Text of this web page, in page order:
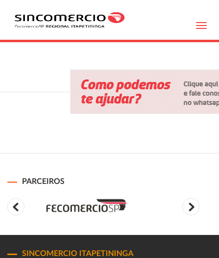
PARCEIROS
SINCOMERCIO ITAPETININGA